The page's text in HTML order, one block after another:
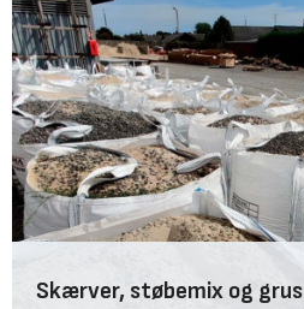
Skærver, støbemix og grus